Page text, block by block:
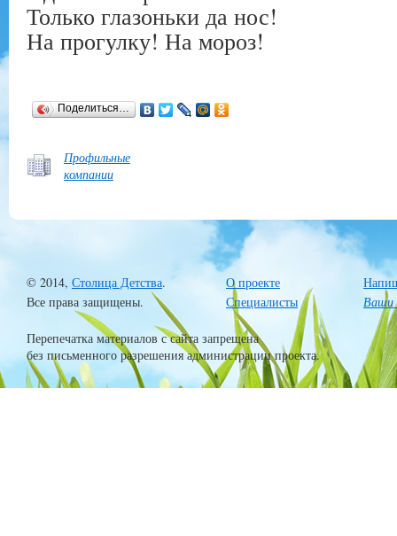
Только глазоньки да нос!
На прогулку! На мороз!
Поделиться…
Профильные
компании
© 2014, Столица Детства.
Все права защищены.
О проекте
Специалисты
Ваши
Перепечатка материалов с сайта запрещена
без письменного разрешения администрации проекта.